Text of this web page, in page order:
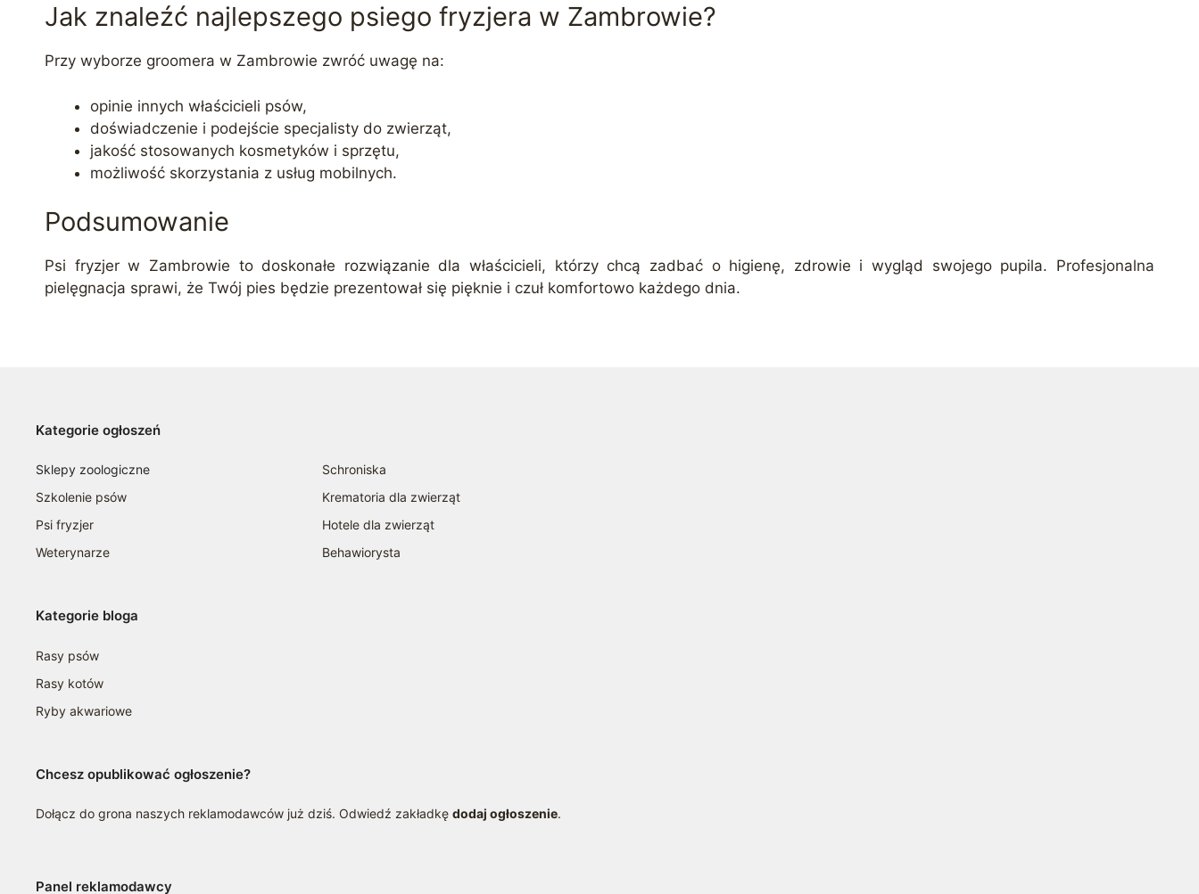
Jak znaleźć najlepszego psiego fryzjera w Zambrowie?
Przy wyborze groomera w Zambrowie zwróć uwagę na:
opinie innych właścicieli psów,
doświadczenie i podejście specjalisty do zwierząt,
jakość stosowanych kosmetyków i sprzętu,
możliwość skorzystania z usług mobilnych.
Podsumowanie
Psi fryzjer w Zambrowie to doskonałe rozwiązanie dla właścicieli, którzy chcą zadbać o higienę, zdrowie i wygląd swojego pupila. Profesjonalna
pielęgnacja sprawi, że Twój pies będzie prezentował się pięknie i czuł komfortowo każdego dnia.
Kategorie ogłoszeń
Sklepy zoologiczne
Szkolenie psów
Psi fryzjer
Weterynarze
Schroniska
Krematoria dla zwierząt
Hotele dla zwierząt
Behawiorysta
Kategorie bloga
Rasy psów
Rasy kotów
Ryby akwariowe
Chcesz opublikować ogłoszenie?
Dołącz do grona naszych reklamodawców już dziś. Odwiedź zakładkę dodaj ogłoszenie.
Panel reklamodawcy